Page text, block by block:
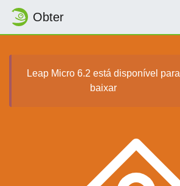
Obter
Leap Micro 6.2 está disponível para
baixar